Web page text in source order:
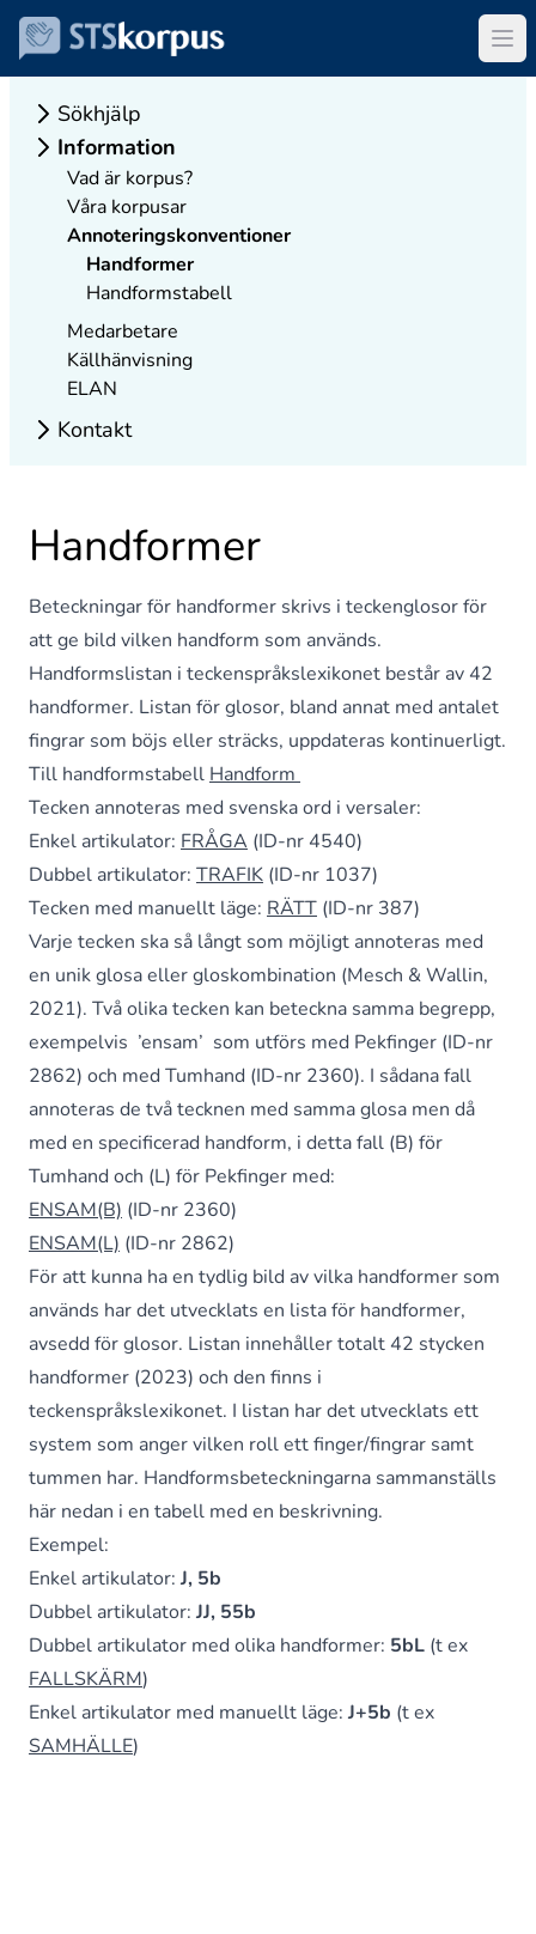
Handformer
Beteckningar för handformer skrivs i teckenglosor för
att ge bild vilken handform som används.
Handformslistan i teckenspråkslexikonet består av 42
handformer. Listan för glosor, bland annat med antalet
fingrar som böjs eller sträcks, uppdateras kontinuerligt.
Till handformstabell Handform
Tecken annoteras med svenska ord i versaler:
Enkel artikulator: FRÅGA (ID-nr 4540)
Dubbel artikulator: TRAFIK (ID-nr 1037)
Tecken med manuellt läge: RÄTT (ID-nr 387)
Varje tecken ska så långt som möjligt annoteras med
en unik glosa eller gloskombination (Mesch & Wallin,
2021). Två olika tecken kan beteckna samma begrepp,
exempelvis ’ensam’ som utförs med Pekfinger (ID-nr
2862) och med Tumhand (ID-nr 2360). I sådana fall
annoteras de två tecknen med samma glosa men då
med en specificerad handform, i detta fall (B) för
Tumhand och (L) för Pekfinger med:
ENSAM(B) (ID-nr 2360)
ENSAM(L) (ID-nr 2862)
För att kunna ha en tydlig bild av vilka handformer som
används har det utvecklats en lista för handformer,
avsedd för glosor. Listan innehåller totalt 42 stycken
handformer (2023) och den finns i
teckenspråkslexikonet. I listan har det utvecklats ett
system som anger vilken roll ett finger/fingrar samt
tummen har. Handformsbeteckningarna sammanställs
här nedan i en tabell med en beskrivning.
Exempel:
Enkel artikulator: J, 5b
Dubbel artikulator: JJ, 55b
Dubbel artikulator med olika handformer: 5bL (t ex
FALLSKÄRM)
Enkel artikulator med manuellt läge: J+5b (t ex
SAMHÄLLE)
Sökhjälp
Information
Vad är korpus?
Våra korpusar
Annoteringskonventioner
Handformer
Handformstabell
Medarbetare
Källhänvisning
ELAN
Kontakt